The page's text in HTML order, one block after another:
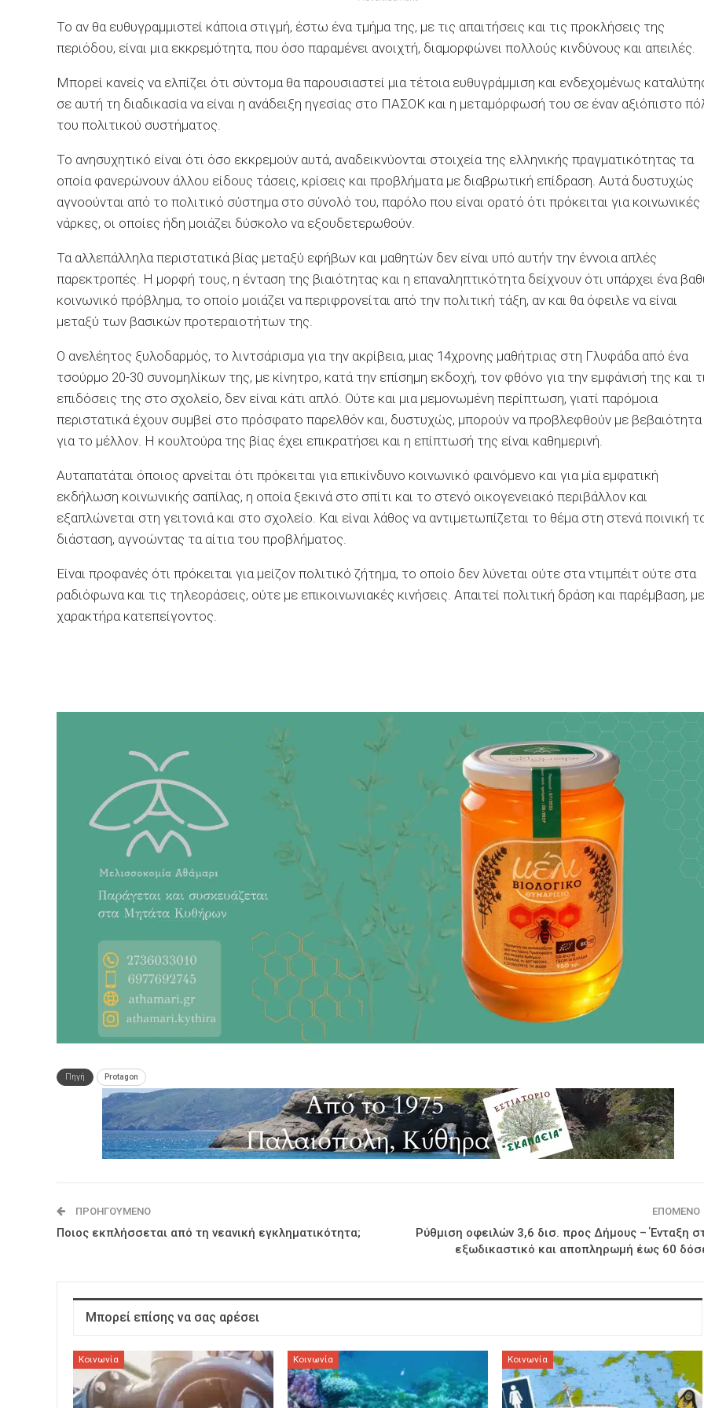
Το αν θα ευθυγραμμιστεί κάποια στιγμή, έστω ένα τμήμα της, με τις απαιτήσεις και τις προκλήσεις της
περιόδου, είναι μια εκκρεμότητα, που όσο παραμένει ανοιχτή, διαμορφώνει πολλούς κινδύνους και απειλές.
Μπορεί κανείς να ελπίζει ότι σύντομα θα παρουσιαστεί μια τέτοια ευθυγράμμιση και ενδεχομένως
σε αυτή τη διαδικασία να είναι η ανάδειξη ηγεσίας στο ΠΑΣΟΚ και η μεταμόρφωσή του σε έναν αξιόπιστο
του πολιτικού συστήματος.
Το ανησυχητικό είναι ότι όσο εκκρεμούν αυτά, αναδεικνύονται στοιχεία της ελληνικής πραγματικότητας τα
οποία φανερώνουν άλλου είδους τάσεις, κρίσεις και προβλήματα με διαβρωτική επίδραση. Αυτά δυστυχώς
αγνοούνται από το πολιτικό σύστημα στο σύνολό του, παρόλο που είναι ορατό ότι πρόκειται για κοινωνικές
νάρκες, οι οποίες ήδη μοιάζει δύσκολο να εξουδετερωθούν.
Τα αλλεπάλληλα περιστατικά βίας μεταξύ εφήβων και μαθητών δεν είναι υπό αυτήν την έννοια απλές
παρεκτροπές. Η μορφή τους, η ένταση της βιαιότητας και η επαναληπτικότητα δείχνουν ότι υπάρχει ένα
κοινωνικό πρόβλημα, το οποίο μοιάζει να περιφρονείται από την πολιτική τάξη, αν και θα όφειλε να είναι
μεταξύ των βασικών προτεραιοτήτων της.
Ο ανελέητος ξυλοδαρμός, το λιντσάρισμα για την ακρίβεια, μιας 14χρονης μαθήτριας στη Γλυφάδα από ένα
τσούρμο 20-30 συνομηλίκων της, με κίνητρο, κατά την επίσημη εκδοχή, τον φθόνο για την εμφάνισή της και
επιδόσεις της στο σχολείο, δεν είναι κάτι απλό. Ούτε και μια μεμονωμένη περίπτωση, γιατί παρόμοια
περιστατικά έχουν συμβεί στο πρόσφατο παρελθόν και, δυστυχώς, μπορούν να προβλεφθούν με βεβαιότητα
για το μέλλον. Η κουλτούρα της βίας έχει επικρατήσει και η επίπτωσή της είναι καθημερινή.
Αυταπατάται όποιος αρνείται ότι πρόκειται για επικίνδυνο κοινωνικό φαινόμενο και για μία εμφατική
εκδήλωση κοινωνικής σαπίλας, η οποία ξεκινά στο σπίτι και το στενό οικογενειακό περιβάλλον και
εξαπλώνεται στη γειτονιά και στο σχολείο. Και είναι λάθος να αντιμετωπίζεται το θέμα στη στενά ποινική
διάσταση, αγνοώντας τα αίτια του προβλήματος.
Είναι προφανές ότι πρόκειται για μείζον πολιτικό ζήτημα, το οποίο δεν λύνεται ούτε στα ντιμπέιτ ούτε στα
ραδιόφωνα και τις τηλεοράσεις, ούτε με επικοινωνιακές κινήσεις. Απαιτεί πολιτική δράση και παρέμβαση, με
χαρακτήρα κατεπείγοντος.
Πηγή Protagon
ΠΡΟΗΓΟΎΜΕΝΟ
Ποιος εκπλήσσεται από τη νεανική εγκληματικότητα;
ΕΠΌΜΕΝΟ
Ρύθμιση οφειλών 3,6 δισ. προς Δήμους – Ένταξη
εξωδικαστικό και αποπληρωμή έως 60
Μπορεί επίσης να σας αρέσει
Κοινωνία Κοινωνία Κοινωνία